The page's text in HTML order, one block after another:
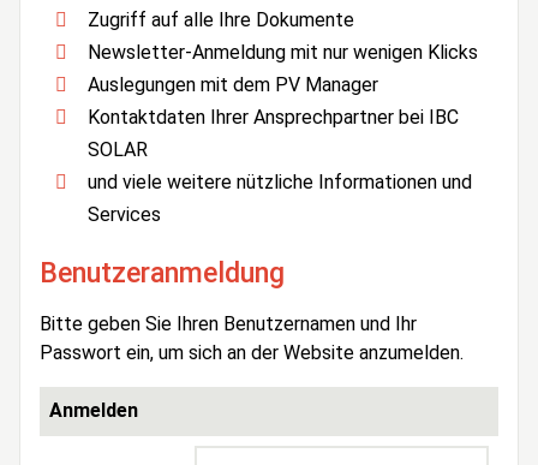
Zugriff auf alle Ihre Dokumente
Newsletter-Anmeldung mit nur wenigen Klicks
Auslegungen mit dem PV Manager
Kontaktdaten Ihrer Ansprechpartner bei IBC
SOLAR
und viele weitere nützliche Informationen und
Services
Benutzeranmeldung
Bitte geben Sie Ihren Benutzernamen und Ihr
Passwort ein, um sich an der Website anzumelden.
Anmelden